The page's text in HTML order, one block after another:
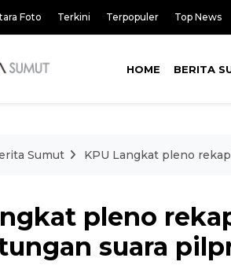
Foto Terkini Terpopuler Top News
HOME BERITA
Sumut KPU Langkat pleno
pleno
suara